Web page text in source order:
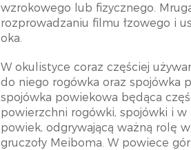
wzrokowego lub fizycznego.
rozprowadzaniu filmu łzowego i
oka.
W okulistyce coraz częściej
do niego rogówka oraz spojówka
spojówka powiekowa będąca
powierzchni rogówki, spojówki i w
powiek, odgrywającą ważną rolę
gruczoły Meiboma. W powiece